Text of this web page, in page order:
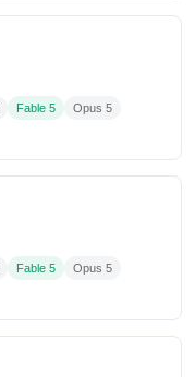
Fable 5
Opus 5
Fable 5
Opus 5